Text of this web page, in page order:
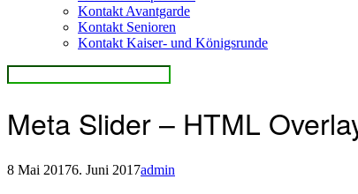
Kontakt Avantgarde
Kontakt Senioren
Kontakt Kaiser- und Königsrunde
Meta Slider – HTML
8 Mai 20176. Juni 2017admin